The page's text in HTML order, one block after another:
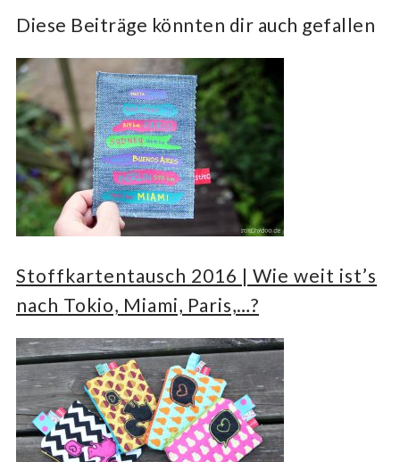
Diese Beiträge könnten dir auch gefallen
Stoffkartentausch 2016 | Wie weit ist’s
nach Tokio, Miami, Paris,…?